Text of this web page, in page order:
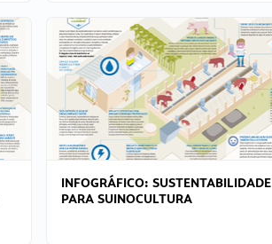
INFOGRÁFICO: SUSTENTABILIDADE
PARA SUINOCULTURA